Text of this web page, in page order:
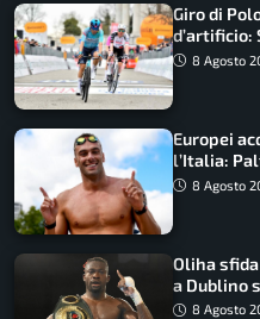
Giro di
d’artificio:
maglia di
8 Agosto
Europei
l’Italia:
Barnabà
8 Agosto
Oliha
a Dublino
lupo8 Agosto